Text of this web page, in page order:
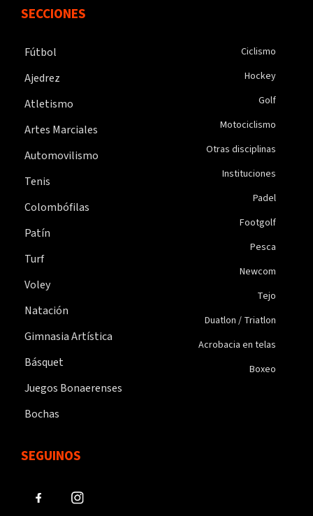
SECCIONES
Fútbol
Ajedrez
Atletismo
Artes Marciales
Automovilismo
Tenis
Colombófilas
Patín
Turf
Voley
Natación
Gimnasia Artística
Básquet
Juegos Bonaerenses
Bochas
Ciclismo
Hockey
Golf
Motociclismo
Otras disciplinas
Instituciones
Padel
Footgolf
Pesca
Newcom
Tejo
Duatlon / Triatlon
Acrobacia en telas
Boxeo
SEGUINOS